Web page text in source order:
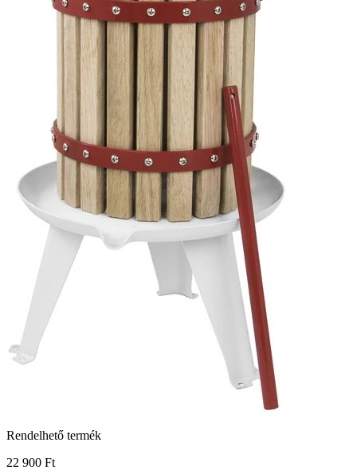
Rendelhető termék
22 900 Ft